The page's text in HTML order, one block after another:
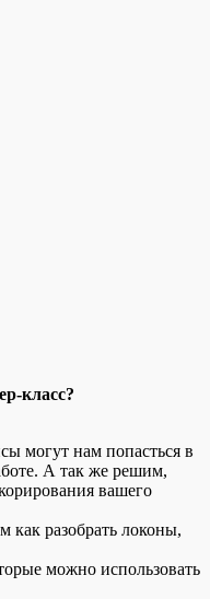
класс?
могут нам попасться в
А так же решим,
вашего
как разобрать локоны,
можно использовать